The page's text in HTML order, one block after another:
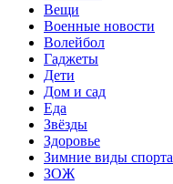
Вещи
Военные новости
Волейбол
Гаджеты
Дети
Дом и сад
Еда
Звёзды
Здоровье
Зимние виды спорта
ЗОЖ